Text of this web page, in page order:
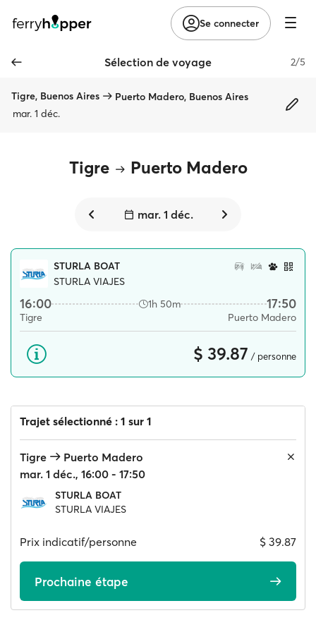
Se connecter
Sélection de voyage 2/5
Tigre, Buenos Aires
Puerto Madero, Buenos Aires
mar. 1 déc.
Tigre Puerto Madero
mar. 1 déc.
STURLA BOAT
STURLA VIAJES
16:00 1h 50m 17:50
Tigre Puerto Madero
$ 39.87 / personne
Trajet sélectionné : 1 sur 1
Tigre
Puerto Madero
mar. 1 déc., 16:00 - 17:50
STURLA BOAT
STURLA VIAJES
Prix indicatif/personne $ 39.87
Prochaine étape